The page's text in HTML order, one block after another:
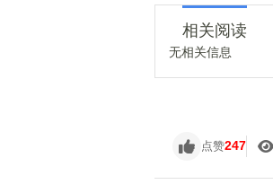
相关阅读
无相关信息
点赞247